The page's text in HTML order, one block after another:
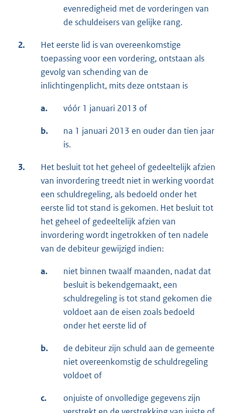
evenredigheid met de vorderingen van
de schuldeisers van gelijke rang.
2.
Het eerste lid is van overeenkomstige
toepassing voor een vordering, ontstaan als
gevolg van schending van de
inlichtingenplicht, mits deze ontstaan is
a. vóór 1 januari 2013 of
b.
na 1 januari 2013 en ouder dan tien jaar
is.
3.
Het besluit tot het geheel of gedeeltelijk afzien
van invordering treedt niet in werking voordat
een schuldregeling, als bedoeld onder het
eerste lid tot stand is gekomen. Het besluit tot
het geheel of gedeeltelijk afzien van
invordering wordt ingetrokken of ten nadele
van de debiteur gewijzigd indien:
a.
niet binnen twaalf maanden, nadat dat
besluit is bekendgemaakt, een
schuldregeling is tot stand gekomen die
voldoet aan de eisen zoals bedoeld
onder het eerste lid of
b.
de debiteur zijn schuld aan de gemeente
niet overeenkomstig de schuldregeling
voldoet of
c.
onjuiste of onvolledige gegevens zijn